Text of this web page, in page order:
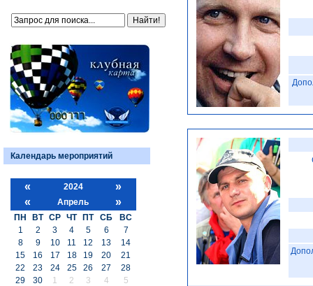
Календарь мероприятий
« 2024
»
«
Апрель »
ПН ВТ СР ЧТ ПТ СБ
ВС
1
2 3 4 5 6
7
8
9 10 11 12 13
14
15
16 17 18 19 20
21
22
23 24 25 26 27
28
29
30 1 2 3 4 5